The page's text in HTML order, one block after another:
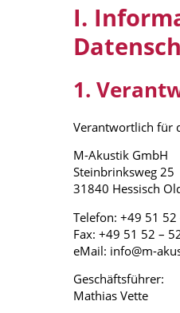
I.
1.
Verantwortlich für
M-Akustik GmbH
Steinbrinksweg 25
31840 Hessisch
Telefon: +49 51 52
Fax: +49 51 52 –
eMail: info@m-
Geschäftsführer:
Mathias Vette